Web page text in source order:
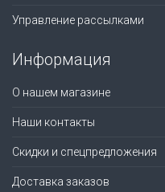
Управление рассылками
Информация
О нашем магазине
Наши контакты
Скидки и спецпредложения
Доставка заказов